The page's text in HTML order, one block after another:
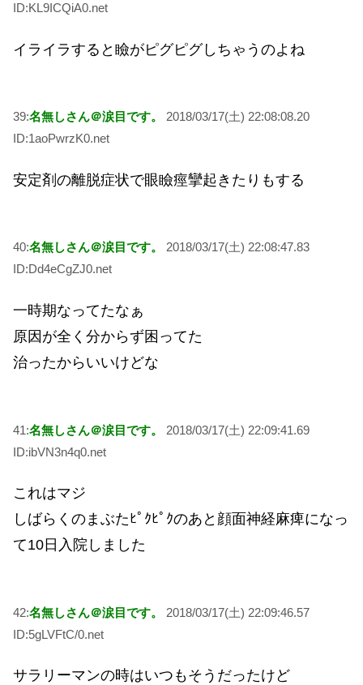
ID:KL9ICQiA0.net
イライラすると瞼がピグピグしちゃうのよね
39:名無しさん＠涙目です。
2018/03/17(土) 22:08:08.20
ID:1aoPwrzK0.net
安定剤の離脱症状で眼瞼痙攣起きたりもする
40:名無しさん＠涙目です。
2018/03/17(土) 22:08:47.83
ID:Dd4eCgZJ0.net
一時期なってたなぁ
原因が全く分からず困ってた
治ったからいいけどな
41:名無しさん＠涙目です。
2018/03/17(土) 22:09:41.69
ID:ibVN3n4q0.net
これはマジ
しばらくのまぶたﾋﾟｸﾋﾟｸのあと顔面神経麻痺になっ
て10日入院しました
42:名無しさん＠涙目です。
2018/03/17(土) 22:09:46.57
ID:5gLVFtC/0.net
サラリーマンの時はいつもそうだったけど